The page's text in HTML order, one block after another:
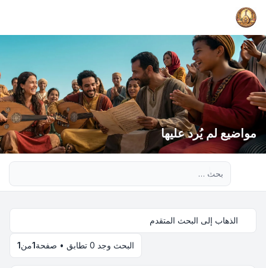
مواضيع لم يُرد عليها
الذهاب إلى البحث المتقدم
البحث وجد 0 تطابق • صفحة 1من1